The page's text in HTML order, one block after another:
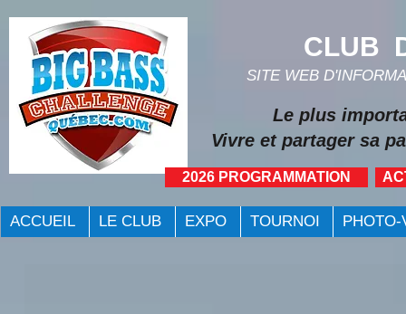
CLUB
SITE WEB
Vivre et partager sa
2026 PROGRAMMATION
Le plus
ACCUEIL LE CLUB EXPO TOURNOI PHOTO-